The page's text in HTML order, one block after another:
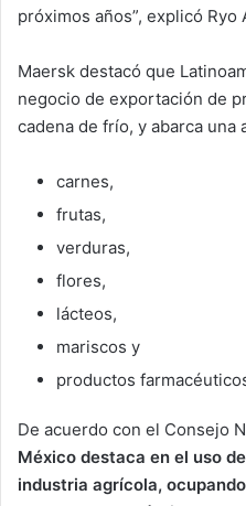
próximos años”, explicó Ryo
Maersk destacó que
negocio de exportación de
cadena de frío, y abarca una
carnes,
frutas,
verduras,
flores,
lácteos,
mariscos y
productos
De acuerdo con el Consejo
México destaca en el uso
industria agrícola,